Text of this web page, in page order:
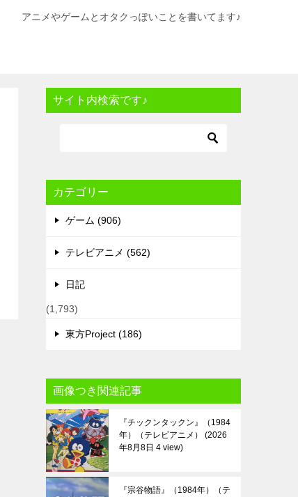
アニメやゲームとオタクっぽいことを書いてます♪
サイト内検索です♪
カテゴリー
ゲーム (906)
テレビアニメ (562)
日記
(1,793)
東方Project (186)
画像つき関連記事
『チックンタックン』（1984
年）（テレビアニメ）
2026
年8月8日 4 view
『宗谷物語』（1984年）（テ